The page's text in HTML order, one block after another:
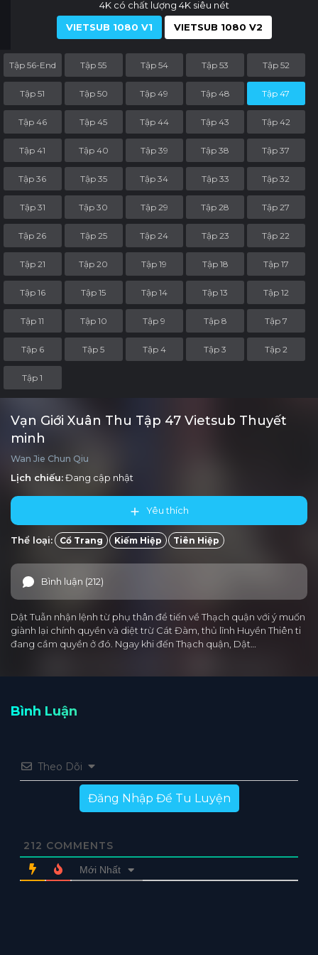
4K có chất lượng 4K siêu nét
VIETSUB 1080 V1
VIETSUB 1080 V2
Tập 56-End Tập 55 Tập 54 Tập 53 Tập 52
Tập 51 Tập 50 Tập 49 Tập 48 Tập 47
Tập 46 Tập 45 Tập 44 Tập 43 Tập 42
Tập 41 Tập 40 Tập 39 Tập 38 Tập 37
Tập 36 Tập 35 Tập 34 Tập 33 Tập 32
Tập 31 Tập 30 Tập 29 Tập 28 Tập 27
Tập 26 Tập 25 Tập 24 Tập 23 Tập 22
Tập 21 Tập 20 Tập 19 Tập 18 Tập 17
Tập 16 Tập 15 Tập 14 Tập 13 Tập 12
Tập 11 Tập 10 Tập 9 Tập 8 Tập 7
Tập 6 Tập 5 Tập 4 Tập 3 Tập 2
Tập 1
Vạn Giới Xuân Thu Tập 47 Vietsub Thuyết
minh
Wan Jie Chun Qiu
Lịch chiếu:Đang cập nhật
Yêu thích
Thể loại: Cổ Trang Kiếm Hiệp Tiên Hiệp
Bình luận (212)
Dật Tuẫn nhận lệnh từ phụ thân để tiến về Thạch quận với ý muốn
giành lại chính quyền và diệt trừ Cát Đàm, thủ lĩnh Huyền Thiên ti
đang cầm quyền ở đó. Ngay khi đến Thạch quận, Dật…
Bình Luận
Theo Dõi
Đăng Nhập Để Tu Luyện
212 COMMENTS
Mới Nhất